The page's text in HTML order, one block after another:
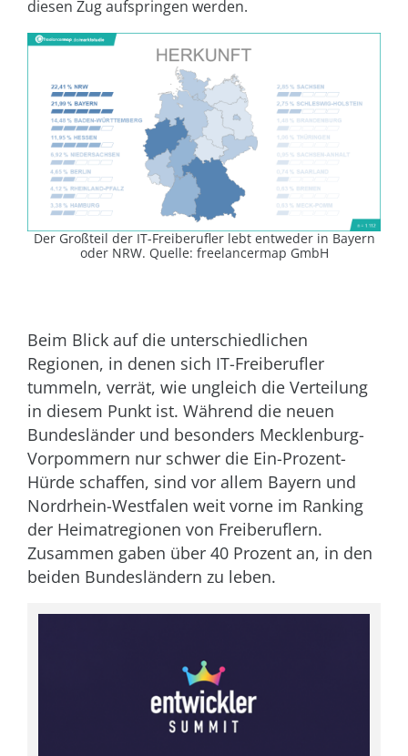
diesen Zug aufspringen werden.
Der Großteil der IT-Freiberufler lebt entweder in Bayern
oder NRW. Quelle: freelancermap GmbH
Beim Blick auf die unterschiedlichen
Regionen, in denen sich IT-Freiberufler
tummeln, verrät, wie ungleich die Verteilung
in diesem Punkt ist. Während die neuen
Bundesländer und besonders Mecklenburg-
Vorpommern nur schwer die Ein-Prozent-
Hürde schaffen, sind vor allem Bayern und
Nordrhein-Westfalen weit vorne im Ranking
der Heimatregionen von Freiberuflern.
Zusammen gaben über 40 Prozent an, in den
beiden Bundesländern zu leben.